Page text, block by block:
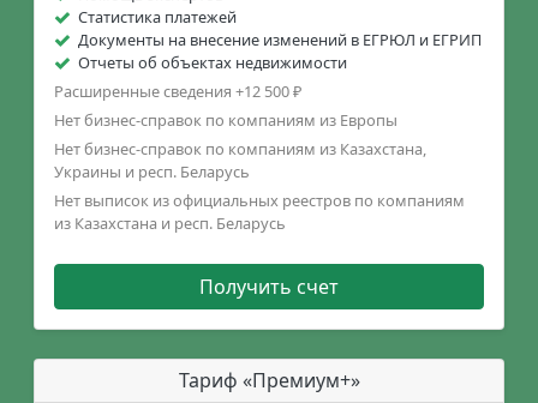
Статистика платежей
Документы на внесение изменений в ЕГРЮЛ и ЕГРИП
Отчеты об объектах недвижимости
Расширенные сведения +12 500 ₽
Нет бизнес-справок по компаниям из Европы
Нет бизнес-справок по компаниям из Казахстана,
Украины и респ. Беларусь
Нет выписок из официальных реестров по компаниям
из Казахстана и респ. Беларусь
Получить счет
Тариф «Премиум+»